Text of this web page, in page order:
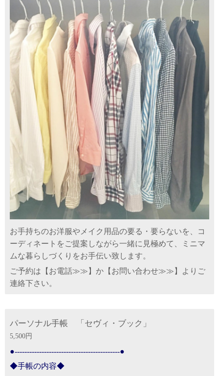
お手持ちのお洋服やメイク用品の要る・要らないを、コ
ーディネートをご提案しながら一緒に見極めて、ミニマ
ムな暮らしづくりをお手伝い致します。
ご予約は【 お電話≫≫ 】か【 お問い合わせ≫≫ 】よりご
連絡下さい。
パーソナル手帳 「セヴィ・ブック」
5,500円
●-------------------------------------------●
◆手帳の内容◆